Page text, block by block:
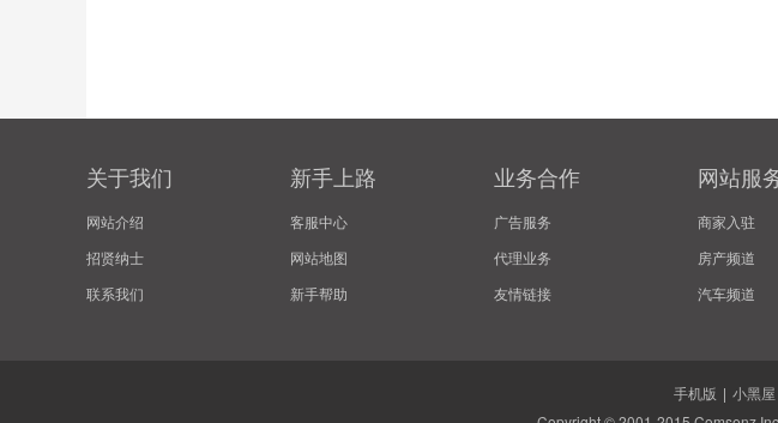
关于我们
网站介绍
招贤纳士
联系我们
新手上路
客服中心
网站地图
新手帮助
业务合作
广告服务
代理业务
友情链接
网站服
商家入驻
房产频道
汽车频道
手机版 | 小黑屋